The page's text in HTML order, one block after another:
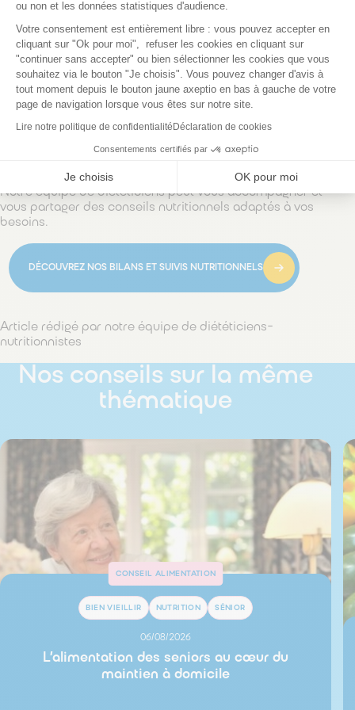
Pour faire passer votre sensation de nausée, vous pouvez
aussi tester des solutions naturels comme respirer
l’odeur du citron ou une infusion de gingembre. Cela peut
parfois aider à calmer les sensations d’inconfort selon
l’origine de celles-ci et améliorer votre bien-être.
Si malgré tous ces conseils vos nausées après les repas
persistent, n’hésitez pas à aller consulter votre médecin
Notre équipe de diététiciens peut vous accompagner et
vous partager des conseils nutritionnels adaptés à vos
besoins.
DÉCOUVREZ NOS BILANS ET SUIVIS NUTRITIONNELS
Article rédigé par notre équipe de diététiciens-
nutritionnistes
Nos conseils sur la même
thématique
CONSEIL ALIMENTATION
BIEN VIEILLIR NUTRITION SÉNIOR
06/08/2026
L’alimentation des seniors au cœur du
maintien à domicile
ou non et les données statistiques d'audience.
Votre consentement est entièrement libre : vous pouvez accepter en
cliquant sur "Ok pour moi", refuser les cookies en cliquant sur
"continuer sans accepter" ou bien sélectionner les cookies que vous
souhaitez via le bouton "Je choisis". Vous pouvez changer d'avis à
tout moment depuis le bouton jaune axeptio en bas à gauche de votre
page de navigation lorsque vous êtes sur notre site.
Lire notre politique de confidentialité Déclaration de cookies
Consentements certifiés par
Je choisis OK pour moi
Axeptio consent